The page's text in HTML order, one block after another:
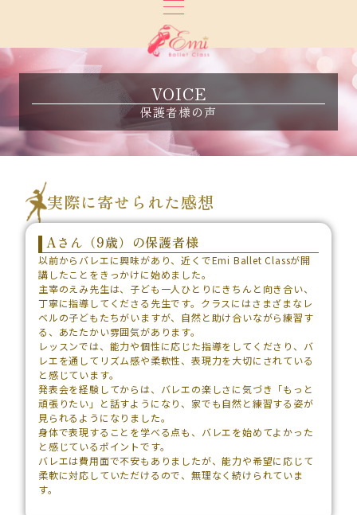
VOICE
保護者様の声
実際に寄せられた感想
Aさん（9歳）の保護者様
以前からバレエに興味があり、近くでEmi Ballet Classが開
講したことをきっかけに始めました。
主宰のえみ先生は、子ども一人ひとりにきちんと向き合い、
丁寧に指導してくださる先生です。クラスにはさまざまなレ
ベルの子どもたちがいますが、自然と助け合いながら練習す
る、あたたかい雰囲気があります。
レッスンでは、能力や個性に応じた指導をしてくださり、バ
レエを通してリズム感や柔軟性、表現力を大切にされている
と感じています。
発表会を経験してからは、バレエの楽しさに気づき「もっと
頑張りたい」と話すようになり、家でも自然と練習する姿が
見られるようになりました。
身体で表現することを学べる点も、バレエを始めてよかった
と感じているポイントです。
バレエは費用面で不安もありましたが、能力や希望に応じて
柔軟に対応していただけるので、無理なく続けられていま
す。